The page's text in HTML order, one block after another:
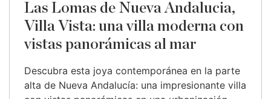
Las Lomas de Nueva Andalucia,
Villa Vista: una villa moderna con
vistas panorámicas al mar
Descubra esta joya contemporánea en la parte
alta de Nueva Andalucía: una impresionante villa